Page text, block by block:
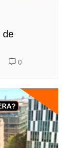
de
0